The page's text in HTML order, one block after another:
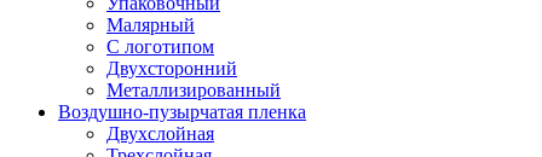
Малярный
С логотипом
Двухсторонний
Металлизированный
Воздушно-пузырчатая пленка
Двухслойная